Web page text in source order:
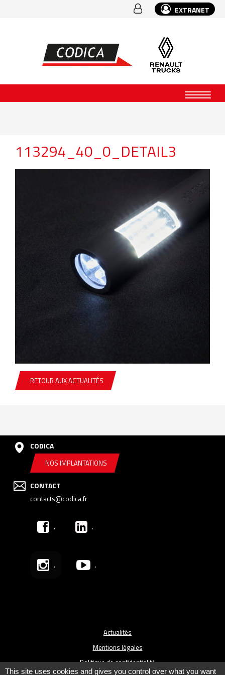
EXTRANET
113294_40_0_DETAIL3
RETOUR AUX ACTUALITÉS
CODICA
NOS IMPLANTATIONS
CONTACT
contacts@codica.fr
. .
. .
Actualités
Mentions légales
Politique de confidentialité
This site uses cookies and gives you control over what you want